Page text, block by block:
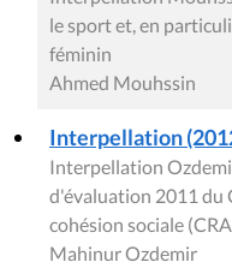
le sport et, en
féminin
Ahmed Mouhssin
Interpellation
Interpellation
d'évaluation 2011 du
cohésion sociale
Mahinur Ozdemir